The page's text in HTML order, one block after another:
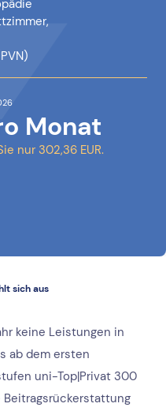
Monat
nur 302,36 EUR.
sich aus
keine Leistungen in
ab dem ersten
uni-Top|Privat 300
Beitragsrückerstattung